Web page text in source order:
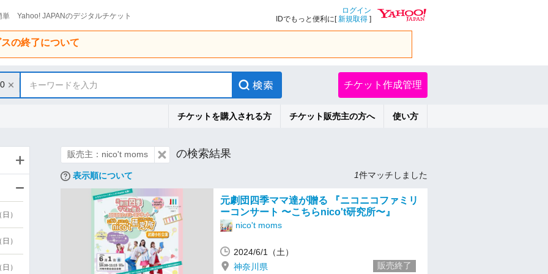
単 Yahoo! JAPANのデジタルチケット
ログイン
IDでもっと便利に[新規取得 ]
の終了について
キーワードを入力 チケット作成管理
チケットを購入される方 チケット販売主の方へ 使い方
販売主：nico't moms の検索結果
表示順について 1件マッチしました
元劇団四季ママ達が贈る 『ニコニコファミリ
ーコンサート 〜こちらnico't研究所〜』
nico't moms
2024/6/1（土）
神奈川県
販売終了
）
）
）